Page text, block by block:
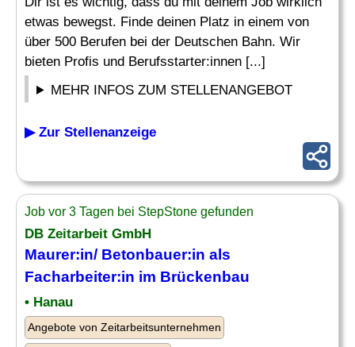
etwas bewegst. Finde deinen Platz in einem von
über 500 Berufen bei der Deutschen Bahn. Wir
bieten Profis und Berufsstarter:innen [...]
MEHR INFOS ZUM STELLENANGEBOT
▶ Zur Stellenanzeige
Job vor 3 Tagen bei StepStone gefunden
DB Zeitarbeit GmbH
Maurer:in/ Betonbauer:in als
Facharbeiter:in im Brückenbau
• Hanau
Angebote von Zeitarbeitsunternehmen